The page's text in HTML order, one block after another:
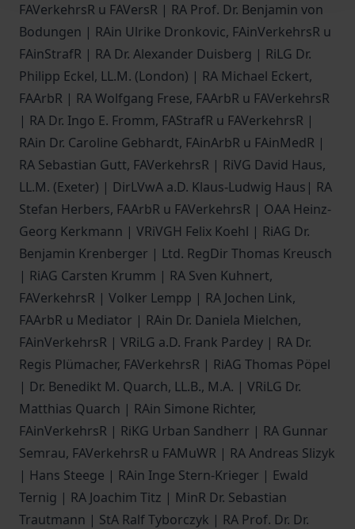
FAVerkehrsR u FAVersR | RA Prof. Dr. Benjamin von
Bodungen | RAin Ulrike Dronkovic, FAinVerkehrsR u
FAinStrafR | RA Dr. Alexander Duisberg | RiLG Dr.
Philipp Eckel, LL.M. (London) | RA Michael Eckert,
FAArbR | RA Wolfgang Frese, FAArbR u FAVerkehrsR
| RA Dr. Ingo E. Fromm, FAStrafR u FAVerkehrsR |
RAin Dr. Caroline Gebhardt, FAinArbR u FAinMedR |
RA Sebastian Gutt, FAVerkehrsR | RiVG David Haus,
LL.M. (Exeter) | DirLVwA a.D. Klaus-Ludwig Haus| RA
Stefan Herbers, FAArbR u FAVerkehrsR | OAA Heinz-
Georg Kerkmann | VRiVGH Felix Koehl | RiAG Dr.
Benjamin Krenberger | Ltd. RegDir Thomas Kreusch
| RiAG Carsten Krumm | RA Sven Kuhnert,
FAVerkehrsR | Volker Lempp | RA Jochen Link,
FAArbR u Mediator | RAin Dr. Daniela Mielchen,
FAinVerkehrsR | VRiLG a.D. Frank Pardey | RA Dr.
Regis Plümacher, FAVerkehrsR | RiAG Thomas Pöpel
| Dr. Benedikt M. Quarch, LL.B., M.A. | VRiLG Dr.
Matthias Quarch | RAin Simone Richter,
FAinVerkehrsR | RiKG Urban Sandherr | RA Gunnar
Semrau, FAVerkehrsR u FAMuWR | RA Andreas Slizyk
| Hans Steege | RAin Inge Stern-Krieger | Ewald
Ternig | RA Joachim Titz | MinR Dr. Sebastian
Trautmann | StA Ralf Tyborczyk | RA Prof. Dr. Dr.